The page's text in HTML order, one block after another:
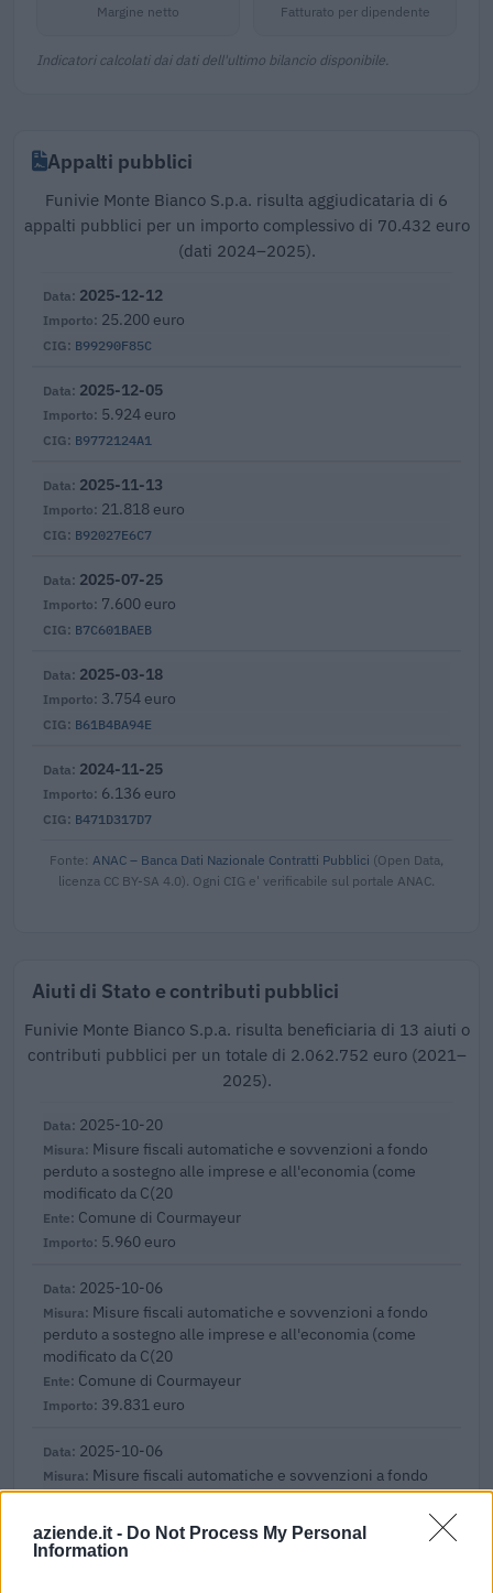
aziende.it - Do Not Process My Personal
Information
Margine netto Fatturato per dipendente
Indicatori calcolati dai dati dell'ultimo bilancio disponibile.
Appalti pubblici
Funivie Monte Bianco S.p.a. risulta aggiudicataria di 6
appalti pubblici per un importo complessivo di 70.432 euro
(dati 2024–2025).
B99290F85C
2025-12-12
25.200 euro
B9772124A1
2025-12-05
5.924 euro
B92027E6C7
2025-11-13
21.818 euro
B7C601BAEB
2025-07-25
7.600 euro
B61B4BA94E
2025-03-18
3.754 euro
B471D317D7
2024-11-25
6.136 euro
Fonte: ANAC – Banca Dati Nazionale Contratti Pubblici (Open Data,
licenza CC BY-SA 4.0). Ogni CIG e' verificabile sul portale ANAC.
Aiuti di Stato e contributi pubblici
Funivie Monte Bianco S.p.a. risulta beneficiaria di 13 aiuti o
contributi pubblici per un totale di 2.062.752 euro (2021–
2025).
2025-10-20
Misure fiscali automatiche e sovvenzioni a fondo
perduto a sostegno alle imprese e all'economia (come
modificato da C(20
Comune di Courmayeur
5.960 euro
2025-10-06
Misure fiscali automatiche e sovvenzioni a fondo
perduto a sostegno alle imprese e all'economia (come
modificato da C(20
Comune di Courmayeur
39.831 euro
2025-10-06
Misure fiscali automatiche e sovvenzioni a fondo
perduto a sostegno alle imprese e all'economia (come
Comune di Courmayeur